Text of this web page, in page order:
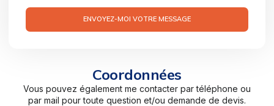
ENVOYEZ-MOI VOTRE MESSAGE
Coordonnées
Vous pouvez également me contacter par téléphone ou
par mail pour toute question et/ou demande de devis.